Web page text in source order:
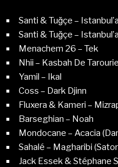
Santi & Tuğçe – Istanbul’a
Santi & Tuğçe –
Menachem 26 – Tek
Nhii – Kasbah De
Yamil – Ikal
Coss – Dark Djinn
Fluxera & Kameri –
Barseghian – Noah
Mondocane – Acacia
Sahalé – Magharibi
Jack Essek & Stéphane